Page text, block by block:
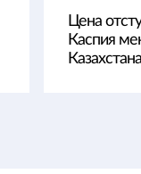
Цена
Каспия
Казахстана